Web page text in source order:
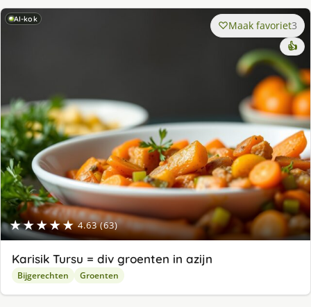
AI-kok
★★★★★ 4.63 (63)
Maak favoriet3
👍
Karisik Tursu = div groenten in azijn
Bijgerechten Groenten